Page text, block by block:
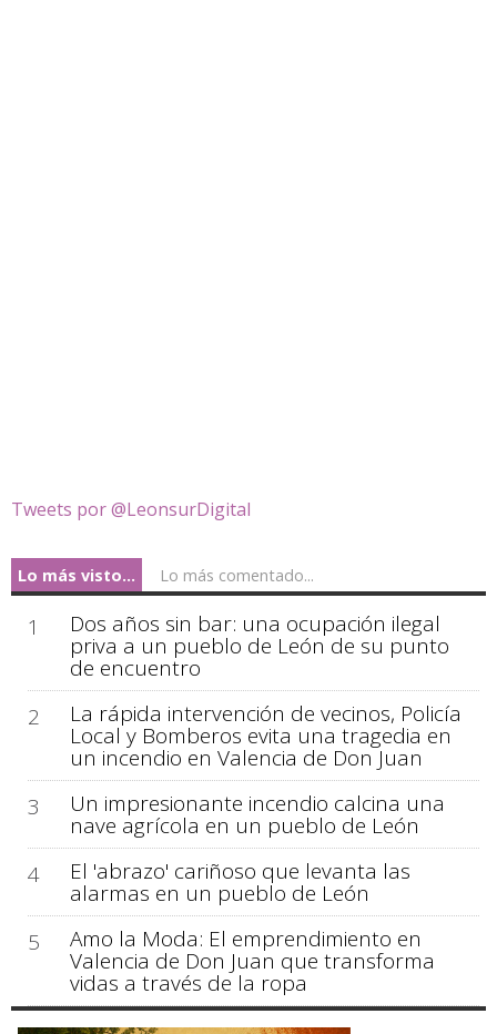
Tweets por @LeonsurDigital
Lo más visto... Lo más comentado...
1 Dos años sin bar: una ocupación ilegal
priva a un pueblo de León de su punto
de encuentro
2
La rápida intervención de vecinos, Policía
Local y Bomberos evita una tragedia en
un incendio en Valencia de Don Juan
3
Un impresionante incendio calcina una
nave agrícola en un pueblo de León
4
El 'abrazo' cariñoso que levanta las
alarmas en un pueblo de León
5
Amo la Moda: El emprendimiento en
Valencia de Don Juan que transforma
vidas a través de la ropa